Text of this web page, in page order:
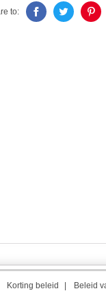
to:
Korting beleid Beleid